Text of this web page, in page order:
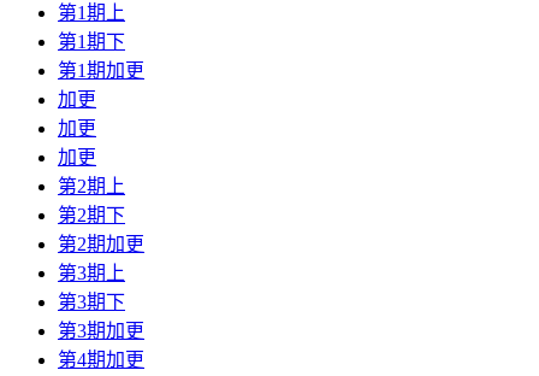
第1期上
第1期下
第1期加更
加更
加更
加更
第2期上
第2期下
第2期加更
第3期上
第3期下
第3期加更
第4期加更